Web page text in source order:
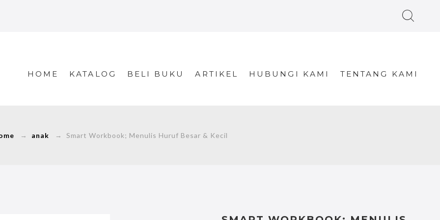
HOME KATALOG BELI BUKU ARTIKEL HUBUNGI KAMI TENTANG KAMI
→ anak → Smart Workbook; Menulis Huruf Besar & Kecil